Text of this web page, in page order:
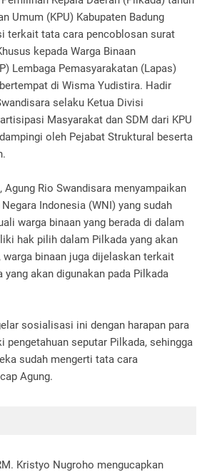
Umum (KPU) Kabupaten Badung
terkait tata cara pencoblosan surat
kepada Warga Binaan
Lembaga Pemasyarakatan (Lapas)
di Wisma Yudistira. Hadir
selaku Ketua Divisi
Masyarakat dan SDM dari KPU
oleh Pejabat Struktural beserta
Rio Swandisara menyampaikan
Indonesia (WNI) yang sudah
warga binaan yang berada di dalam
hak pilih dalam Pilkada yang akan
warga binaan juga dijelaskan terkait
akan digunakan pada Pilkada
sosialisasi ini dengan harapan para
pengetahuan seputar Pilkada, sehingga
sudah mengerti tata cara
Agung.
Kristyo Nugroho mengucapkan